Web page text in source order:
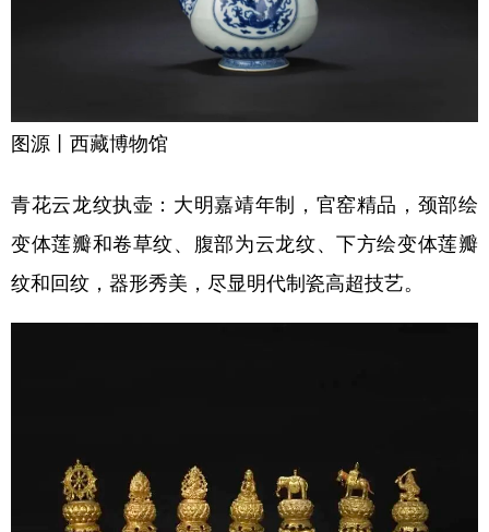
图源丨西藏博物馆
青花云龙纹执壶：大明嘉靖年制，官窑精品，颈部绘
变体莲瓣和卷草纹、腹部为云龙纹、下方绘变体莲瓣
纹和回纹，器形秀美，尽显明代制瓷高超技艺。